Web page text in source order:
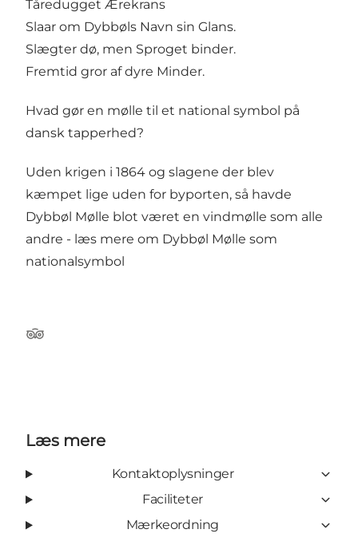
Tåredugget Ærekrans
Slaar om Dybbøls Navn sin Glans.
Slægter dø, men Sproget binder.
Fremtid gror af dyre Minder.
Hvad gør en mølle til et national symbol på
dansk tapperhed?
Uden krigen i 1864 og slagene der blev
kæmpet lige uden for byporten, så havde
Dybbøl Mølle blot været en vindmølle som alle
andre - læs mere om Dybbøl Mølle som
nationalsymbol
Tripadvisor
Læs mere
Kontaktoplysninger
Faciliteter
Mærkeordning